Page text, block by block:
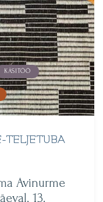
KÄSITÖÖ
TELJETUBA
Avinurme
13.